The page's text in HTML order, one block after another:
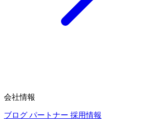
会社情報
ブログ パートナー 採用情報